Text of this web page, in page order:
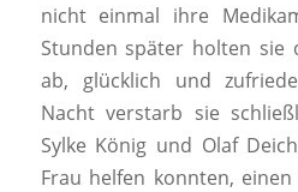
nicht einmal ihre
Stunden später holten sie
ab, glücklich und
Nacht verstarb sie
Sylke König und Olaf
Frau helfen konnten,